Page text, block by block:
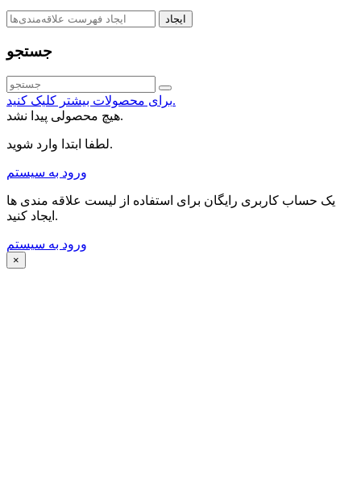
ایجاد
جستجو
برای محصولات بیشتر کلیک کنید.
هیچ محصولی پیدا نشد.
لطفا ابتدا وارد شوید.
ورود به سیستم
یک حساب کاربری رایگان برای استفاده از لیست علاقه مندی ها
ایجاد کنید.
ورود به سیستم
×